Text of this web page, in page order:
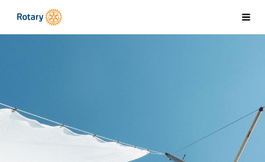
Siirry
Kaarinan Rotaryklubi